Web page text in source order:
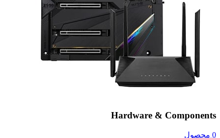
Hardware & Components
0 محصول